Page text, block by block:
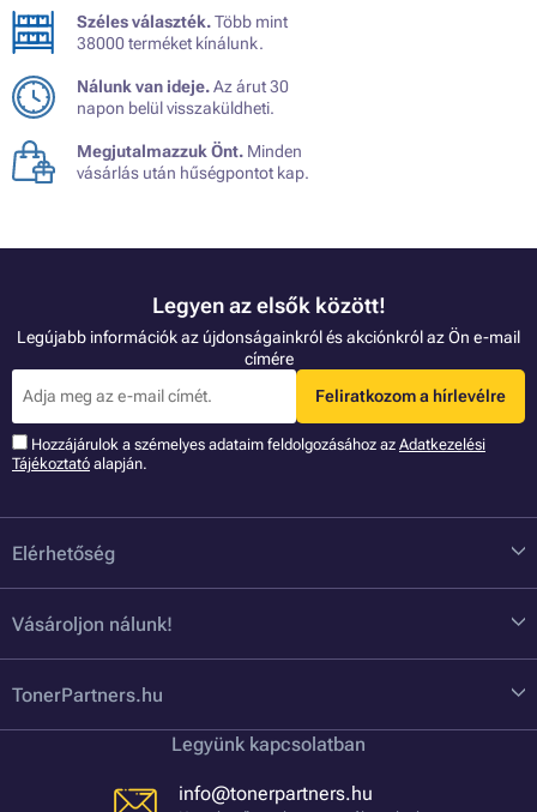
Széles választék.Több mint
38000 terméket kínálunk.
Nálunk van ideje.Az árut 30
napon belül visszaküldheti.
Megjutalmazzuk Önt. Minden
vásárlás után hűségpontot kap.
Legyen az elsők között!
Legújabb információk az újdonságainkról és akciónkról az Ön e-mail
címére
Feliratkozom a hírlevélre
Hozzájárulok a szémelyes adataim feldolgozásához az Adatkezelési
Tájékoztató alapján.
Elérhetőség
Vásároljon nálunk!
TonerPartners.hu
Legyünk kapcsolatban
info@tonerpartners.hu